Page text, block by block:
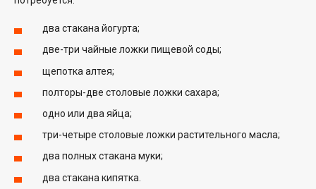
два стакана йогурта;
две-три чайные ложки пищевой соды;
щепотка алтея;
полторы-две столовые ложки сахара;
одно или два яйца;
три-четыре столовые ложки растительного масла;
два полных стакана муки;
два стакана кипятка.